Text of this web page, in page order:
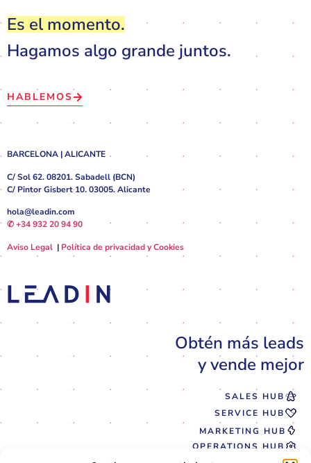
Es el momento.
Hagamos algo grande juntos.
HABLEMOS
BARCELONA | ALICANTE
C/ Sol 62. 08201. Sabadell (BCN)
C/ Pintor Gisbert 10. 03005. Alicante
hola@leadin.com
✆ +34 932 20 94 90
Aviso Legal | Política de privacidad y Cookies
Obtén más leads
y vende mejor
SALES HUB
SERVICE HUB
MARKETING HUB
OPERATIONS HUB